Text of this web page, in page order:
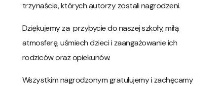
trzynaście, których autorzy zostali nagrodzeni.
Dziękujemy za przybycie do naszej szkoły, miłą
atmosferę, uśmiech dzieci i zaangażowanie ich
rodziców oraz opiekunów.
Wszystkim nagrodzonym gratulujemy i zachęcamy